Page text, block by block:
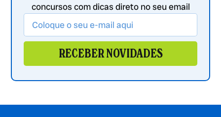
concursos com dicas direto no seu email
RECEBER NOVIDADES